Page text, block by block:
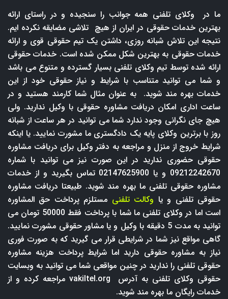
ما در وکلای تلفنی همه جوانب را سنجیده و در راستای ارائه
بهترین خدمات حقوقی در ایران از هیچ تلاشی مضایقه نکرده ایم.
نتیجه این تلاش شبانه روزی، داشتن یک تیم حقوقی قوی و ارائه
خدمات حقوقی به بهترین شکل ممکن شده است. خدمات حقوقی
ارائه شده توسط تیم وکلای تلفنی بسیار گسترده و متنوع می باشد
و شما می توانید متناسب با شرایط و نیاز حقوقی خود از این
خدمات بهره مند شوید. به عنوان مثال شما کارمند هستید و در
ساعت اداری امکان دریافت مشاوره حقوقی با وکیل ندارید. ولی
هیچ جای نگرانی وجود ندارد شما می توانید در هر ساعت از شبانه
روز با برترین وکلای پایه یک دادگستری ما مشورت نمایید. یا اینکه
شرایط خروج از منزل و مراجعه به دفتر وکیل برای دریافت مشاوره
حقوقی حضوری ندارید در این صورت نیز می توانید با شماره
09212242670 و یا 02147625900 تماس بگیرید و از خدمات
مشاوره حقوقی تلفنی ما بهره مند شوید. طبیعتا دریافت مشاوره
حقوقی تلفنی و یا وکالت تلفنی مستلزم پرداخت حق المشاوره
است اما در وکلای تلفنی ما شما با پرداخت فقط 50000 تومان می
توانید به مدت 5 دقیقه با وکیل و یا مشاور حقوقی مشورت نمایید.
گاهی مواقع نیز شما در شرایطی قرار می گیرید که به صورت فوری
نیاز به مشاوره حقوقی دارید اما شرایط پرداخت هزینه مشاوره
حقوقی تلفنی را ندارید در چنین مواقعی شما می توانید به وبسایت
حقوقی وکلای تلفنی به آدرس
vakiltel.org مراجعه کرده و از
خدمات رایگان ما بهره مند شوید.